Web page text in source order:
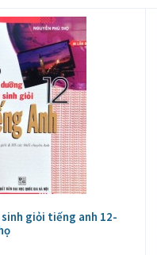
giỏi tiếng anh 12-